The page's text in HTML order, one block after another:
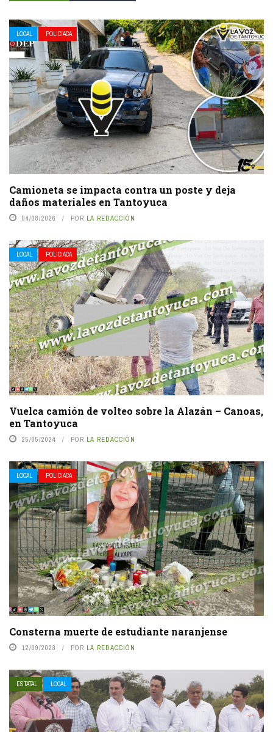
LOCAL POLICIACA
Camioneta se impacta contra un poste y deja
daños materiales en Tantoyuca
04/08/2026 POR LA REDACCIÓN
LOCAL POLICIACA
Vuelca camión de volteo sobre la Alazán – Canoas,
en Tantoyuca
25/05/2024 POR LA REDACCIÓN
LOCAL POLICIACA
Consterna muerte de estudiante naranjense
12/09/2023 POR LA REDACCIÓN
ESTATAL LOCAL